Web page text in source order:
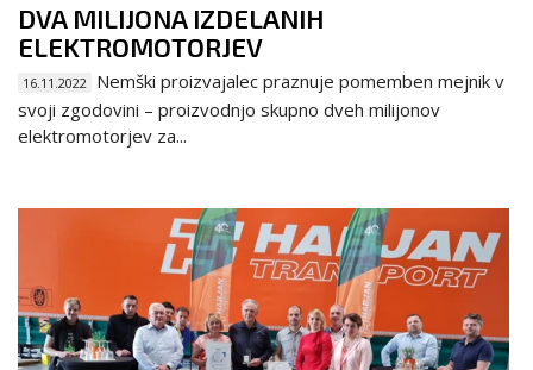
DVA MILIJONA IZDELANIH
ELEKTROMOTORJEV
16.11.2022
Nemški proizvajalec praznuje pomemben mejnik v
svoji zgodovini – proizvodnjo skupno dveh milijonov
elektromotorjev za...